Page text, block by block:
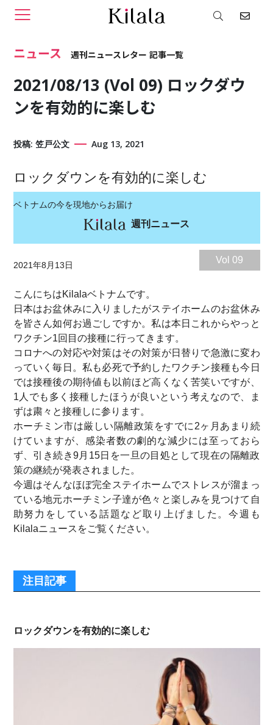
ニュース 週刊ニュースレター
2021/08/13 (Vol 09) ロックダウ
ンを有効的に楽しむ
投稿: 笠戸公文 Aug 13, 2021
ロックダウンを有効的に楽しむ
ベトナムの今を現地からお届け
週刊ニュース
2021年8月13日 Vol 09
こんにちはKilalaベトナムです。
日本はお盆休みに入りましたがステイホームのお盆休み
を皆さん如何お過ごしですか。私は本日これからやっと
ワクチン1回目の接種に行ってきます。
コロナへの対応や対策はその対策が日替りで急激に変わ
っていく毎日。私も必死で予約したワクチン接種も今日
では接種後の期待値も以前ほど高くなく苦笑いですが、
1人でも多く接種したほうが良いという考えなので、ま
ずは粛々と接種しに参ります。
ホーチミン市は厳しい隔離政策をすでに2ヶ月あまり続
けていますが、感染者数の劇的な減少には至っておら
ず、引き続き9月15日を一旦の目処として現在の隔離政
策の継続が発表されました。
今週はそんなほぼ完全ステイホームでストレスが溜まっ
ている地元ホーチミン子達が色々と楽しみを見つけて自
助努力をしている話題など取り上げました。今週も
Kilalaニュースをご覧ください。
注目記事
ロックダウンを有効的に楽しむ